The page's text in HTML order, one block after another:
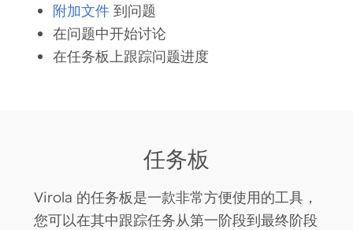
附加文件 到问题
在问题中开始讨论
在任务板上跟踪问题进度
任务板
Virola 的任务板是一款非常方便使用的工具，
您可以在其中跟踪任务从第一阶段到最终阶段